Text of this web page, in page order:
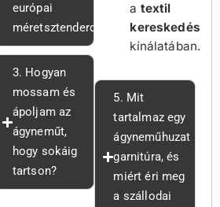
európai
méretsztenderdek)
3. Hogyan
mossam és
ápoljam az
ágyneműt,
hogy sokáig
tartson?
a textil
kereskedés
kínálatában.
5. Mit
tartalmaz egy
ágyneműhuzat
garnitúra, és
miért éri meg
a szállodai